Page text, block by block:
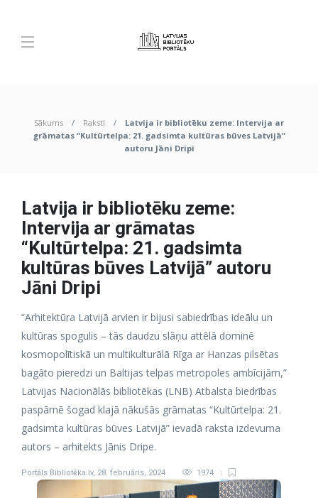
Sākums Raksti
Latvija ir bibliotēku zeme: Intervija ar
grāmatas “Kultūrtelpa: 21. gadsimta kultūras būves Latvijā”
autoru Jāni Dripi
Latvija ir bibliotēku zeme:
Intervija ar grāmatas
“Kultūrtelpa: 21. gadsimta
kultūras būves Latvijā” autoru
Jāni Dripi
“Arhitektūra Latvijā arvien ir bijusi sabiedrības ideālu un
kultūras spogulis – tās daudzu slāņu attēlā dominē
kosmopolītiskā un multikulturālā Rīga ar Hanzas pilsētas
bagāto pieredzi un Baltijas telpas metropoles ambīcijām,”
Latvijas Nacionālās bibliotēkas (LNB) Atbalsta biedrības
paspārnē šogad klajā nākušās grāmatas “Kultūrtelpa: 21.
gadsimta kultūras būves Latvijā” ievadā raksta izdevuma
autors – arhitekts Jānis Dripe.
Portāls Bibliotēka.lv, 28. februāris, 2024 1974